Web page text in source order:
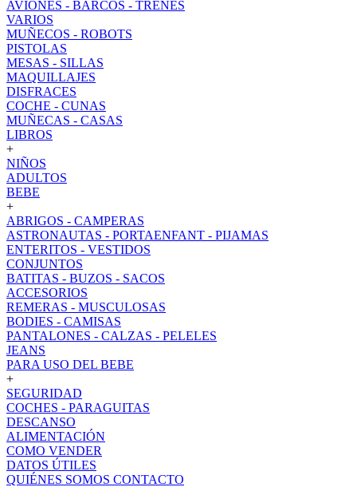
AVIONES - BARCOS - TRENES
VARIOS
MUÑECOS - ROBOTS
PISTOLAS
MESAS - SILLAS
MAQUILLAJES
DISFRACES
COCHE - CUNAS
MUÑECAS - CASAS
LIBROS
+
NIÑOS
ADULTOS
BEBE
+
ABRIGOS - CAMPERAS
ASTRONAUTAS - PORTAENFANT - PIJAMAS
ENTERITOS - VESTIDOS
CONJUNTOS
BATITAS - BUZOS - SACOS
ACCESORIOS
REMERAS - MUSCULOSAS
BODIES - CAMISAS
PANTALONES - CALZAS - PELELES
JEANS
PARA USO DEL BEBE
+
SEGURIDAD
COCHES - PARAGUITAS
DESCANSO
ALIMENTACIÓN
COMO VENDER
DATOS ÚTILES
QUIÉNES SOMOS CONTACTO